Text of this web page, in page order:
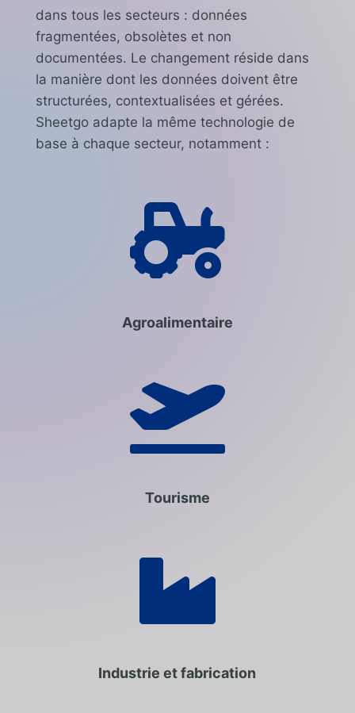
dans tous les secteurs : données
fragmentées, obsolètes et non
documentées. Le changement réside dans
la manière dont les données doivent être
structurées, contextualisées et gérées.
Sheetgo adapte la même technologie de
base à chaque secteur, notamment :

Agroalimentaire

Tourisme

Industrie et fabrication